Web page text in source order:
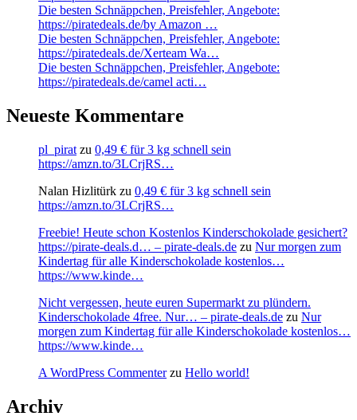
Die besten Schnäppchen, Preisfehler, Angebote:
https://piratedeals.de/by Amazon …
Die besten Schnäppchen, Preisfehler, Angebote:
https://piratedeals.de/Xerteam Wa…
Die besten Schnäppchen, Preisfehler, Angebote:
https://piratedeals.de/camel acti…
Neueste Kommentare
pl_pirat zu 0,49 € für 3 kg schnell sein
https://amzn.to/3LCrjRS…
Nalan Hizlitürk zu 0,49 € für 3 kg schnell sein
https://amzn.to/3LCrjRS…
Freebie! Heute schon Kostenlos Kinderschokolade gesichert?
https://pirate-deals.d… – pirate-deals.de zu Nur morgen zum
Kindertag für alle Kinderschokolade kostenlos…
https://www.kinde…
Nicht vergessen, heute euren Supermarkt zu plündern.
Kinderschokolade 4free. Nur… – pirate-deals.de zu Nur
morgen zum Kindertag für alle Kinderschokolade kostenlos…
https://www.kinde…
A WordPress Commenterzu Hello world!
Archiv